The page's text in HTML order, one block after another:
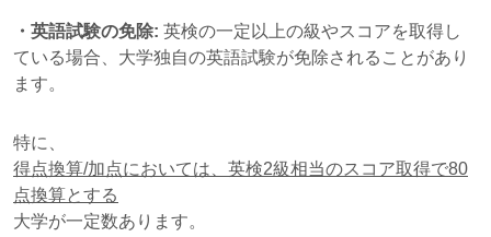
・英語試験の免除: 英検の一定以上の級やスコアを取得し
ている場合、大学独自の英語試験が免除されることがあり
ます。
特に、
得点換算/加点においては、英検2級相当のスコア取得で80
点換算とする
大学が一定数あります。